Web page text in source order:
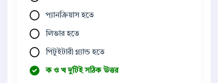
প্যানক্রিয়াস হতে
লিভার হতে
পিটুইটারী গ্ল্যান্ড হতে
ক ও খ দুটিই সঠিক উত্তর